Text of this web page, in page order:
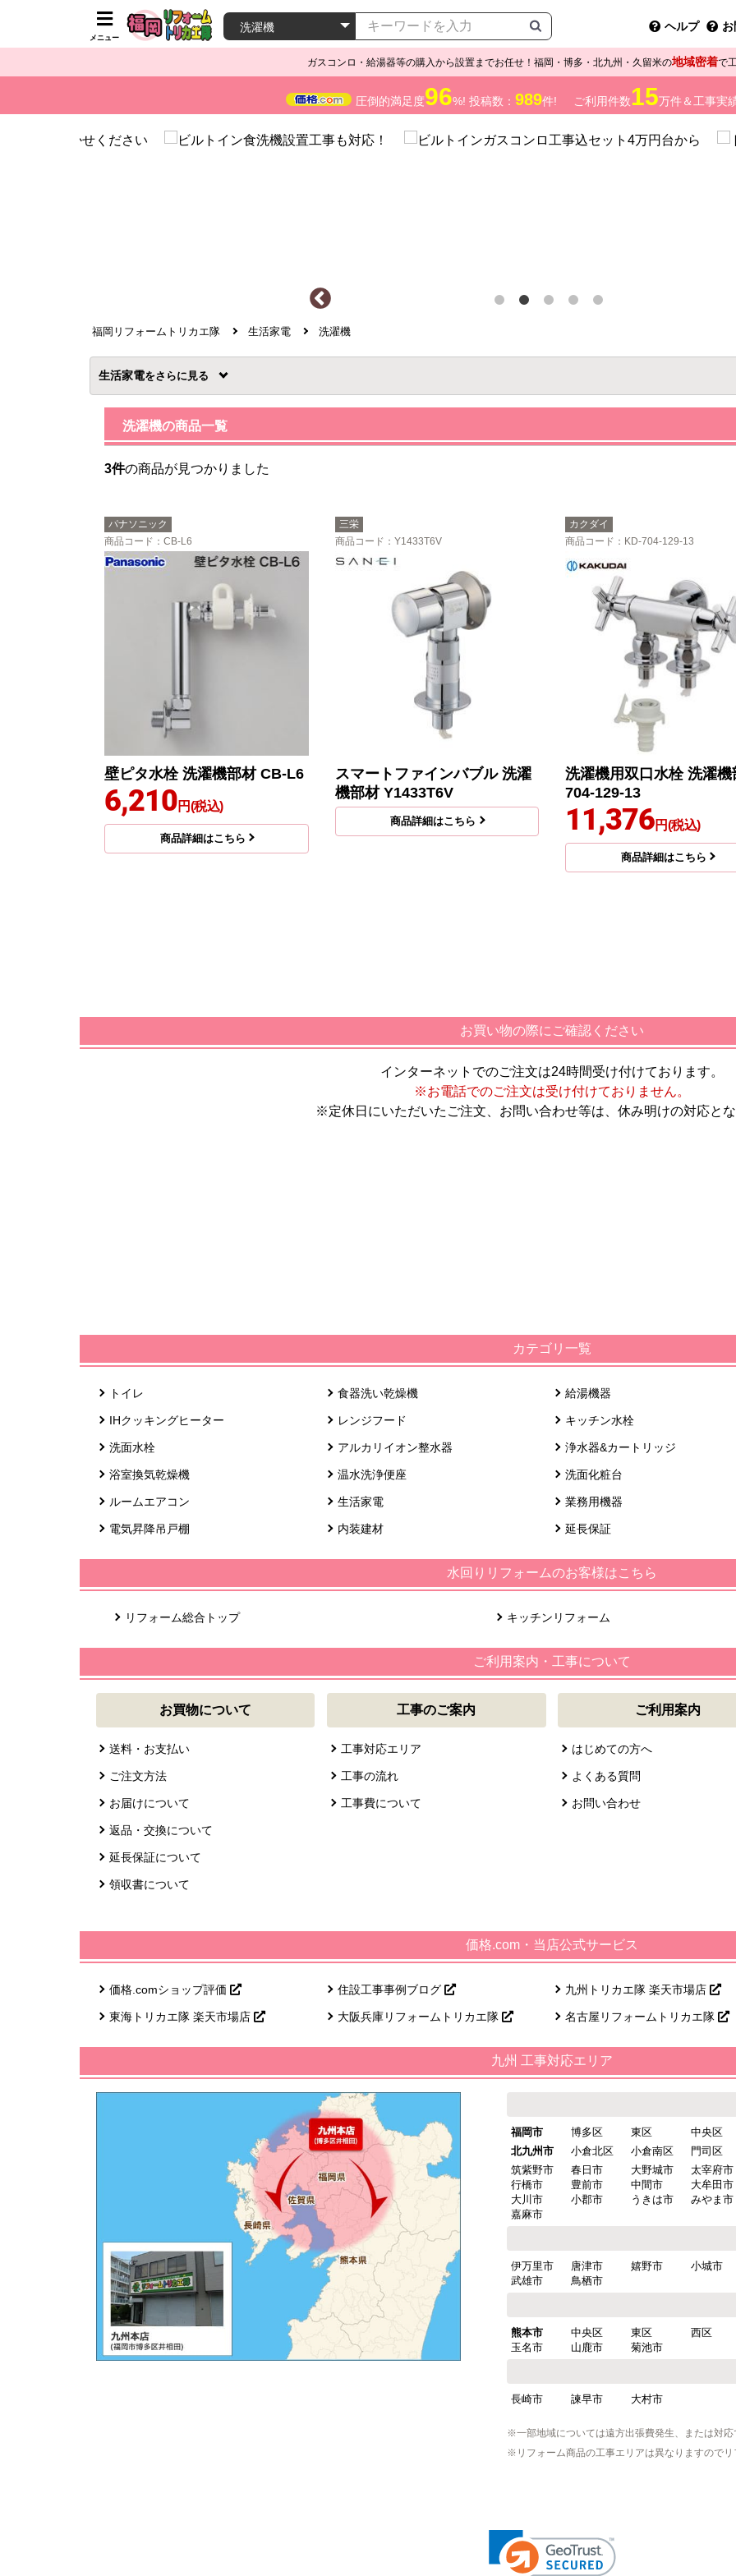
メニュー
ヘルプ
ガスコンロ・給湯器等の購入から設置までお任せ！福岡・博多・北九州・久留米の地域密着で
圧倒的満足度96%! 投稿数： 989件! ご利用件数15万件＆工事実
福岡リフォームトリカエ隊 生活家電 洗濯機
生活家電を
洗濯機の商品一覧
3件の商品が見つかりました
パナソニック
商品コード ：CB-L6
壁ピタ水栓 洗濯機部材 CB-L6
6,210円(税込)
商品詳細はこちら
三栄
商品コード ：Y1433T6V
スマートファインバブル 洗濯
機部材 Y1433T6V
商品詳細はこちら
カクダイ
商品コード ：KD-704-129-13
洗濯機用双口水栓 洗濯機
704-129-13
11,376円(税込)
商品詳細はこちら
お買い物の際にご確認ください
インターネットでのご注文は24時間受け付けております。
※お電話でのご注文は受け付けておりません。
※定休日にいただいたご注文、お問い合わせ等は、休み明けの対応と
カテゴリ一覧
トイレ 食器洗い乾燥機 給湯機器
IHクッキングヒーター レンジフード キッチン水栓
洗面水栓 アルカリイオン整水器 浄水器&カートリッジ
浴室換気乾燥機 温水洗浄便座 洗面化粧台
ルームエアコン 生活家電 業務用機器
電気昇降吊戸棚 内装建材 延長保証
水回りリフォームのお客様はこちら
リフォーム総合トップ キッチンリフォーム
ご利用案内・工事について
お買物について
送料・お支払い
ご注文方法
お届けについて
返品・交換について
延長保証について
領収書について
工事のご案内
工事対応エリア
工事の流れ
工事費について
ご利用案内
はじめての方へ
よくある質問
お問い合わせ
価格.com・当店公式サービス
価格.comショップ評価 住設工事事例ブログ 九州トリカエ隊 楽天市場店
東海トリカエ隊 楽天市場店 大阪兵庫リフォームトリカエ隊 名古屋リフォームトリカエ隊
九州 工事対応エリア
福岡市 博多区 東区
中央区
北九州市
小倉北区 小倉南区
門司区
筑紫野市
春日市 大野城市
太宰府市
行橋市
豊前市 中間市
大牟田市
大川市
小郡市 うきは市
みやま市
嘉麻市
伊万里市 唐津市 嬉野市
小城市
武雄市
鳥栖市
熊本市 中央区 東区
西区
玉名市
山鹿市 菊池市
長崎市 諫早市 大村市
※一部地域については遠方出張費発生、または対
※リフォーム商品の工事エリアは異なりますので